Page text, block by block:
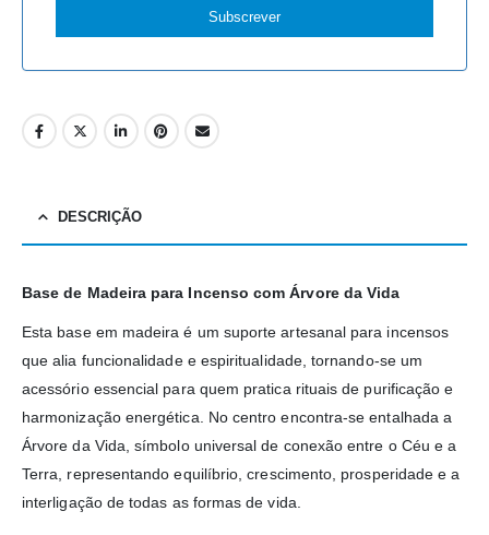
Subscrever
DESCRIÇÃO
Base de Madeira para Incenso com Árvore da Vida
Esta base em madeira é um suporte artesanal para incensos
que alia funcionalidade e espiritualidade, tornando-se um
acessório essencial para quem pratica rituais de purificação e
harmonização energética. No centro encontra-se entalhada a
Árvore da Vida, símbolo universal de conexão entre o Céu e a
Terra, representando equilíbrio, crescimento, prosperidade e a
interligação de todas as formas de vida.